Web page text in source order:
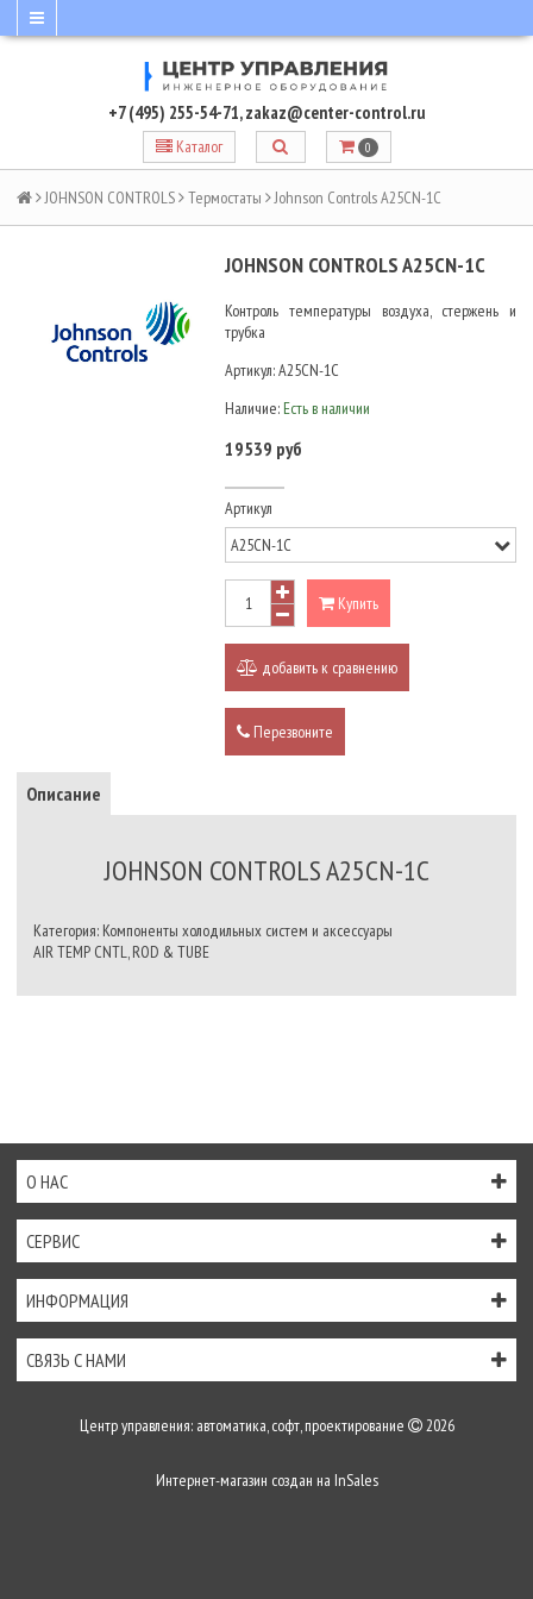
+7 (495) 255-54-71,zakaz@center-control.ru
Каталог 0
JOHNSON CONTROLS Термостаты Johnson Controls A25CN-1C
JOHNSON CONTROLS A25CN-1C
Контроль температуры воздуха, стержень и
трубка
Артикул:A25CN-1C
Наличие: Есть в наличии
19539 руб
Артикул
Купить
добавить к сравнению
Перезвоните
Описание
JOHNSON CONTROLS A25CN-1C
Категория: Компоненты холодильных систем и аксессуары
AIR TEMP CNTL, ROD & TUBE
О НАС
СЕРВИС
ИНФОРМАЦИЯ
СВЯЗЬ С НАМИ
Центр управления: автоматика, софт, проектирование 2026
Интернет-магазин создан на InSales